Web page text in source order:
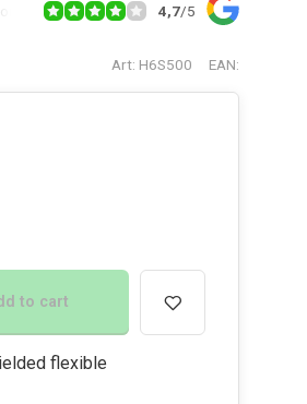
16:00 dezelfde dag verzonden via PostNL
4,7/5
Art: H6S500 EAN:
to cart
flexible